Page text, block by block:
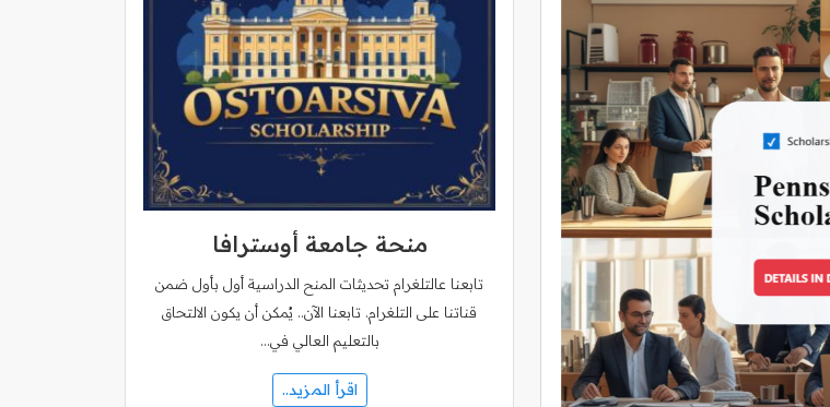
منحة جامعة أوسترافا
تابعنا عالتلغرام تحديثات المنح الدراسية أول بأول ضمن
قناتنا على التلغرام. تابعنا الآن.. يُمكن أن يكون الالتحاق
بالتعليم العالي في…
اقرأ المزيد..